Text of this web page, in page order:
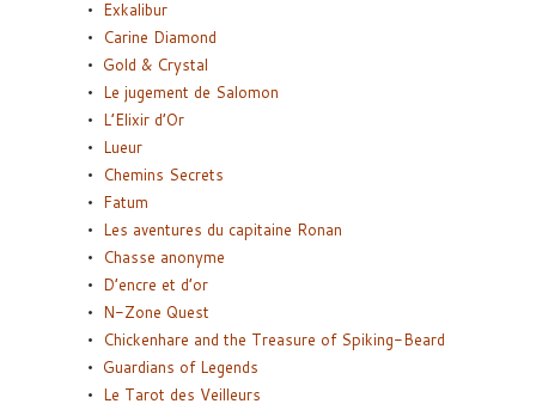
Exkalibur
Carine Diamond
Gold & Crystal
Le jugement de Salomon
L’Elixir d’Or
Lueur
Chemins Secrets
Fatum
Les aventures du capitaine Ronan
Chasse anonyme
D’encre et d’or
N-Zone Quest
Chickenhare and the Treasure of Spiking-Beard
Guardians of Legends
Le Tarot des Veilleurs